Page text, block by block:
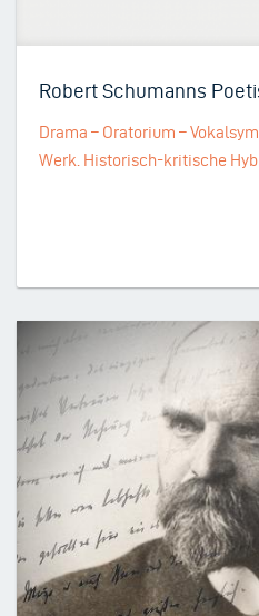
Robert Schumanns
Drama – Oratorium –
Werk. Historisch-kritische